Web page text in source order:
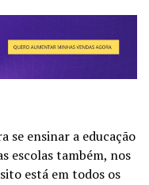
se ensinar a educação
escolas também, nos
está em todos os